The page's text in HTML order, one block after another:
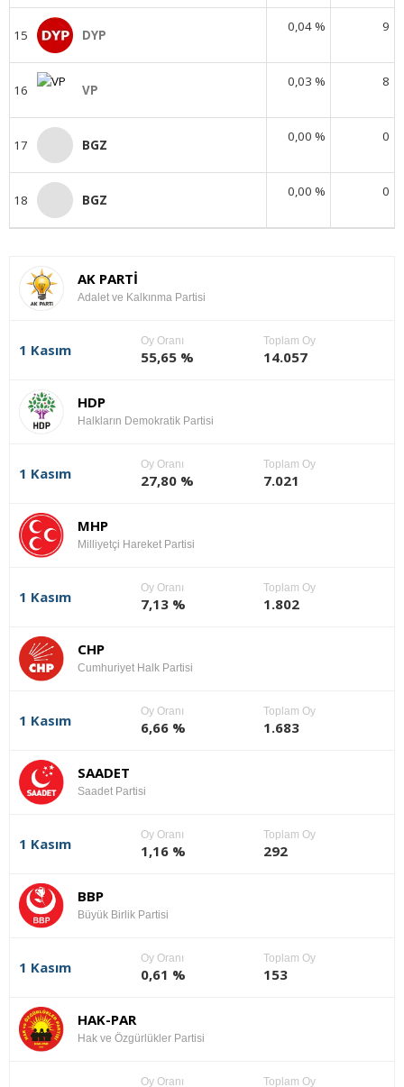
15 DYP
0,04 % 9
16 VP
0,03 % 8
17 BGZ
0,00 % 0
18 BGZ
0,00 % 0
AK PARTİ
Adalet ve Kalkınma Partisi
1 Kasım
Oy Oranı
55,65 %
Toplam Oy
14.057
HDP
Halkların Demokratik Partisi
1 Kasım
Oy Oranı
27,80 %
Toplam Oy
7.021
MHP
Milliyetçi Hareket Partisi
1 Kasım
Oy Oranı
7,13 %
Toplam Oy
1.802
CHP
Cumhuriyet Halk Partisi
1 Kasım
Oy Oranı
6,66 %
Toplam Oy
1.683
SAADET
Saadet Partisi
1 Kasım
Oy Oranı
1,16 %
Toplam Oy
292
BBP
Büyük Birlik Partisi
1 Kasım
Oy Oranı
0,61 %
Toplam Oy
153
HAK-PAR
Hak ve Özgürlükler Partisi
Oy Oranı Toplam Oy